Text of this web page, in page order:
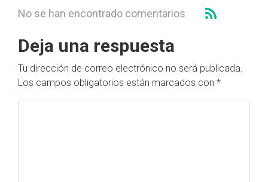
No se han encontrado comentarios
Deja una respuesta
Tu dirección de correo electrónico no será publicada.
Los campos obligatorios están marcados con *